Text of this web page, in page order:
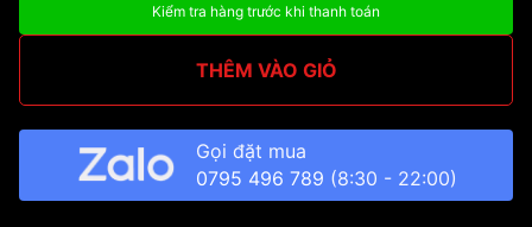
Kiểm tra hàng trước khi thanh toán
THÊM VÀO GIỎ
Gọi đặt mua
0795 496 789 (8:30 - 22:00)